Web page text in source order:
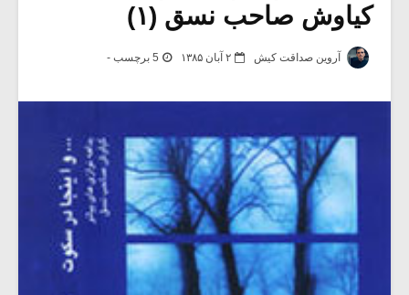
کیاوش صاحب نسق (۱)
آروین صداقت کیش ۲ آبان ۱۳۸۵ 5 برچسب -